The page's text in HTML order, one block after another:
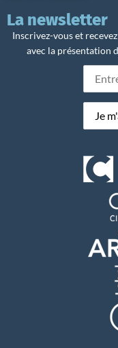
La newsletter
Inscrivez-vous et
avec la présentation